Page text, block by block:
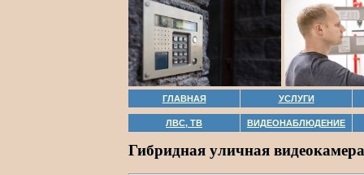
ГЛАВНАЯ УСЛУГИ
ЛВС, ТВ ВИДЕОНАБЛЮДЕНИЕ
Гибридная уличная